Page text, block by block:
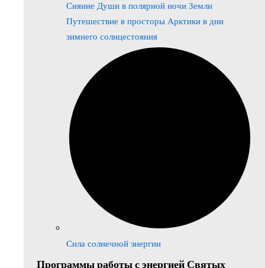
Сияние Души в полярной ночи Земли
Путешествие в просторы Арктики в дни
зимнего солнцестояния
Сила солнечной энергии
Программы работы с энергией Святых